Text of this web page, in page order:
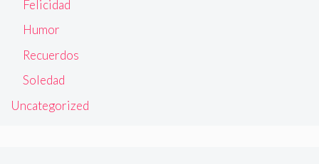
Felicidad
Humor
Recuerdos
Soledad
Uncategorized